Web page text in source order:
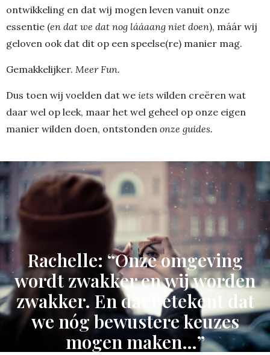
ontwikkeling en dat wij mogen leven vanuit onze
essentie (en dat we dat nog lááaang niet doen), máár wij
geloven ook dat dit op een speelse(re) manier mag.
Gemakkelijker. Meer Fun.
Dus toen wij voelden dat we iets wilden creëren wat
daar wel op leek, maar het wel geheel op onze eigen
manier wilden doen, ontstonden onze guides.
Rachelle: “Onze omgeving
wordt zwakker en wij worden
zwakker. En dat betekent dat
we nóg bewustere keuzes
mogen maken…”